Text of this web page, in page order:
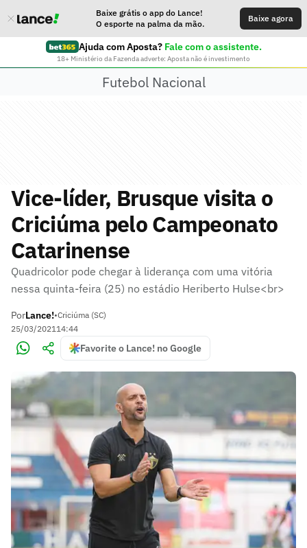
Baixe grátis o app do Lance!
O esporte na palma da mão.
Baixe agora
Ajuda com Aposta? Fale com o assistente.
18+ Ministério da Fazenda adverte: Aposta não é investimento
Futebol Nacional
Vice-líder, Brusque visita o
Criciúma pelo Campeonato
Catarinense
Quadricolor pode chegar à liderança com uma vitória
nessa quinta-feira (25) no estádio Heriberto Hulse<br>
PorLance!•Criciúma (SC)
25/03/202114:44
Favorite o Lance! no Google